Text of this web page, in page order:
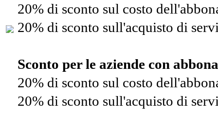
20% di sconto sul costo
20% di sconto sull'acquisto di
Sconto per le aziende con
20% di sconto sul costo
20% di sconto sull'acquisto di